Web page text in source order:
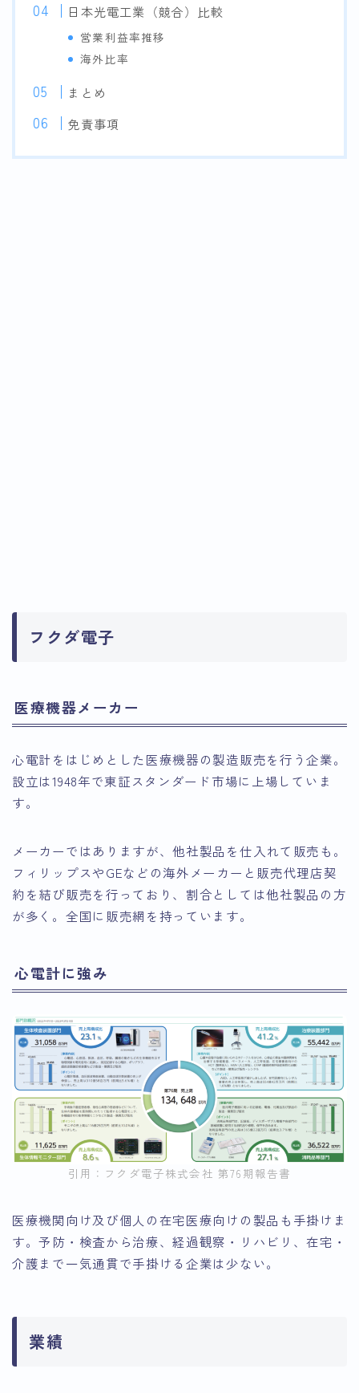
日本光電工業（競合）比較
営業利益率推移
海外比率
まとめ
免責事項
フクダ電子
医療機器メーカー
心電計をはじめとした医療機器の製造販売を行う企業。
設立は1948年で東証スタンダード市場に上場していま
す。
メーカーではありますが、他社製品を仕入れて販売も。
フィリップスやGEなどの海外メーカーと販売代理店契
約を結び販売を行っており、割合としては他社製品の方
が多く。全国に販売網を持っています。
心電計に強み
引用：フクダ電子株式会社 第76期報告書
医療機関向け及び個人の在宅医療向けの製品も手掛けま
す。予防・検査から治療、経過観察・リハビリ、在宅・
介護まで一気通貫で手掛ける企業は少ない。
業績